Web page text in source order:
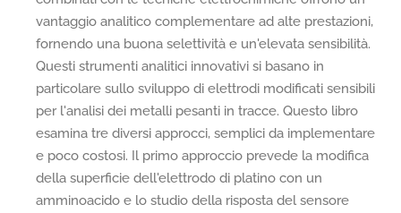
vantaggio analitico complementare ad alte prestazioni,
fornendo una buona selettività e un'elevata sensibilità.
Questi strumenti analitici innovativi si basano in
particolare sullo sviluppo di elettrodi modificati sensibili
per l'analisi dei metalli pesanti in tracce. Questo libro
esamina tre diversi approcci, semplici da implementare
e poco costosi. Il primo approccio prevede la modifica
della superficie dell'elettrodo di platino con un
amminoacido e lo studio della risposta del sensore